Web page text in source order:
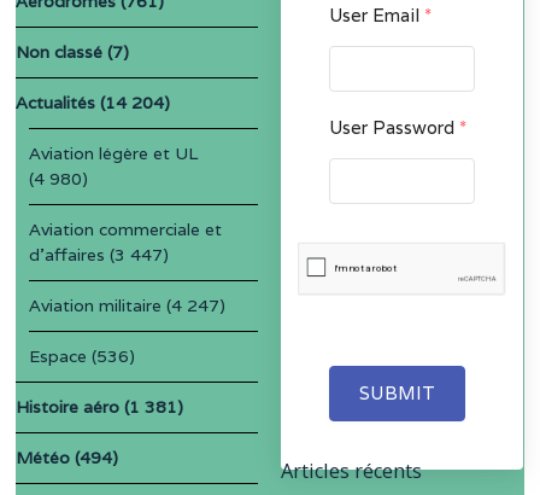
User Email *
User Password *
SUBMIT
Non classé (7)
Actualités (14 204)
Aviation légère et UL
(4 980)
Aviation commerciale et
d'affaires (3 447)
Aviation militaire (4 247)
Espace (536)
Histoire aéro (1 381)
Météo (494) Articles récents